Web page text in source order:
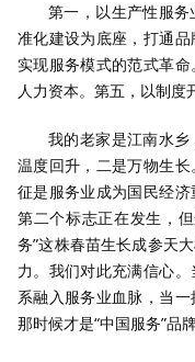
第一，以生产性服
准化建设为底座，打通
实现服务模式的范式革
人力资本。第五，以制度
我的老家是江南水
温度回升，二是万物生
征是服务业成为国民经
第二个标志正在发生，
务”这株春苗生长成参天
力。我们对此充满信心
系融入服务业血脉，当
那时候才是“中国服务”品